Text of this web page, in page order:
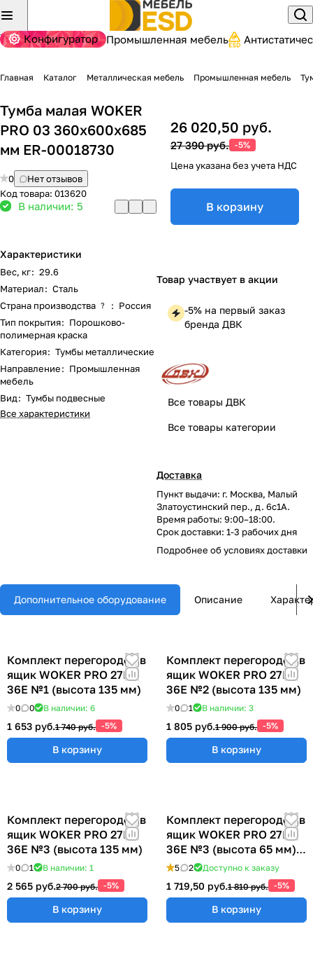
Конфигуратор Промышленная мебель
Главная Каталог Металлическая мебель Промышленная мебель
Тумба малая WOKER
PRO 03 360x600x685
мм ER-00018730
0
Нет отзывов
Код товара: 013620
В наличии: 5
Характеристики
Вес, кг: 29.6
Материал: Сталь
Страна производства ? : Россия
Тип покрытия: Порошково-
полимерная краска
Категория: Тумбы металлические
Направление: Промышленная
мебель
Вид: Тумбы подвесные
Все характеристики
26 020,50 руб.
27 390 руб. -5%
Цена указана без учета НДС
В корзину
Товар участвует в акции
-5% на первый заказ
бренда ДВК
Все товары ДВК
Все товары категории
Доставка
Пункт выдачи: г. Москва, Малый
Златоустинский пер., д. 6с1А.
Время работы: 9:00–18:00.
Срок доставки: 1-3 рабочих дня
Подробнее обусловиях доставки
Дополнительное оборудование Описание
Комплект перегородок в
ящик WOKER PRO 27E х
36E №1 (высота 135 мм)
0 0 В наличии: 6
1 653 руб.1 740 руб. -5%
В корзину
Комплект перегородок в
ящик WOKER PRO 27E х
36E №2 (высота 135 мм)
0 1 В наличии: 3
1 805 руб.1 900 руб. -5%
В корзину
Комплект перегородок в
ящик WOKER PRO 27E х
36E №3 (высота 135 мм)
0 1 В наличии: 1
2 565 руб.2 700 руб. -5%
В корзину
Комплект перегородок в
ящик WOKER PRO 27E х
36E №3 (высота 65 мм)
ER-00040074
5 2 Доступно к заказу
1 719,50 руб.1 810 руб. -5%
В корзину